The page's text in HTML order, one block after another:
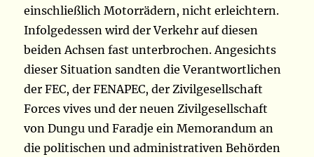
einschließlich Motorrädern, nicht erleichtern.
Infolgedessen wird der Verkehr auf diesen
beiden Achsen fast unterbrochen. Angesichts
dieser Situation sandten die Verantwortlichen
der FEC, der FENAPEC, der Zivilgesellschaft
Forces vives und der neuen Zivilgesellschaft
von Dungu und Faradje ein Memorandum an
die politischen und administrativen Behörden